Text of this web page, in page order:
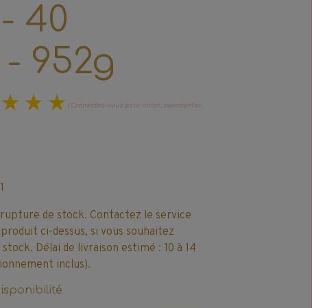
40
952g
(Connectez-vous pour noter, commenter,
de stock. Contactez le service
ci-dessus, si vous souhaitez
Délai de livraison estimé : 10 à 14
inclus).